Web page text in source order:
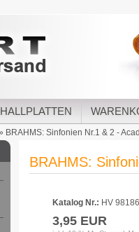
BRAHMS: Sinfonien Nr.1 & 2 -
BRAHMS:
Katalog Nr.: HV 98186
3,95 EUR